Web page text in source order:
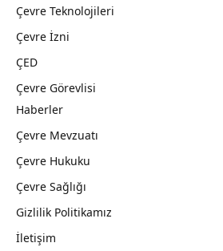
Çevre Teknolojileri
Çevre İzni
ÇED
Çevre Görevlisi
Haberler
Çevre Mevzuatı
Çevre Hukuku
Çevre Sağlığı
Gizlilik Politikamız
İletişim